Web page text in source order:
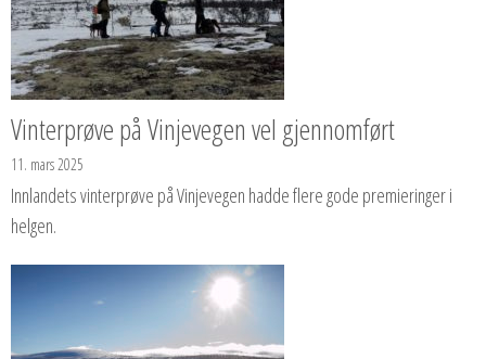
Vinterprøve på Vinjevegen vel gjennomført
11. mars 2025
Innlandets vinterprøve på Vinjevegen hadde flere gode premieringer i
helgen.